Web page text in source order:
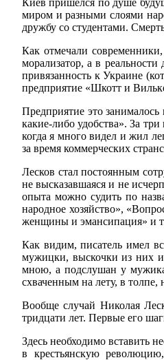
Киев пришелся по душе
миром и разными слоями
дружбу со студентами.
Как отмечали
морализатор, а в
привязанность к Украине
предприятие «Шкотт и
Предприятие это
какие-либо удобства». За
когда я много видел и жил
за время коммерческих
Лесков стал постоянным
не высказавшаяся и не
опыта можно судить по
народное хозяйство»,
женщины и эмансипация» и
Как видим, писатель имел
мужицки, выскочки из них
мною, а подслушан у
схваченным на лету, в
Вообще случай Николая
тридцати лет. Первые его
Здесь необходимо вставить
в крестьянскую